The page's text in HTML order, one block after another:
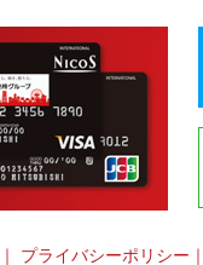
｜ プライバシーポリシー ｜